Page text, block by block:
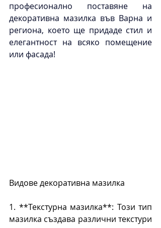
професионално поставяне на
декоративна мазилка във Варна и
региона, което ще придаде стил и
елегантност на всяко помещение
или фасада!
Видове декоративна мазилка
1. **Текстурна мазилка**: Този тип
мазилка създава различни текстури